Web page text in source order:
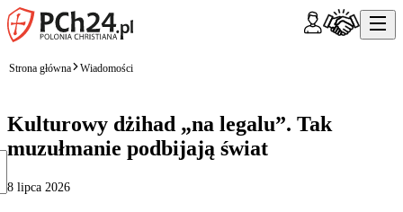
Strona główna Wiadomości
Kulturowy dżihad „na legalu”. Tak
muzułmanie podbijają świat
8 lipca 2026